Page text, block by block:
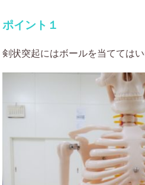
ポイント１
剣状突起にはボールを当ててはい